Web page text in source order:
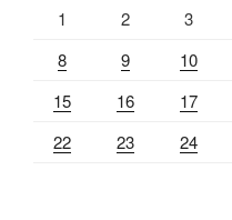
1 2 3
8
9 10
15
16 17
22
23 24